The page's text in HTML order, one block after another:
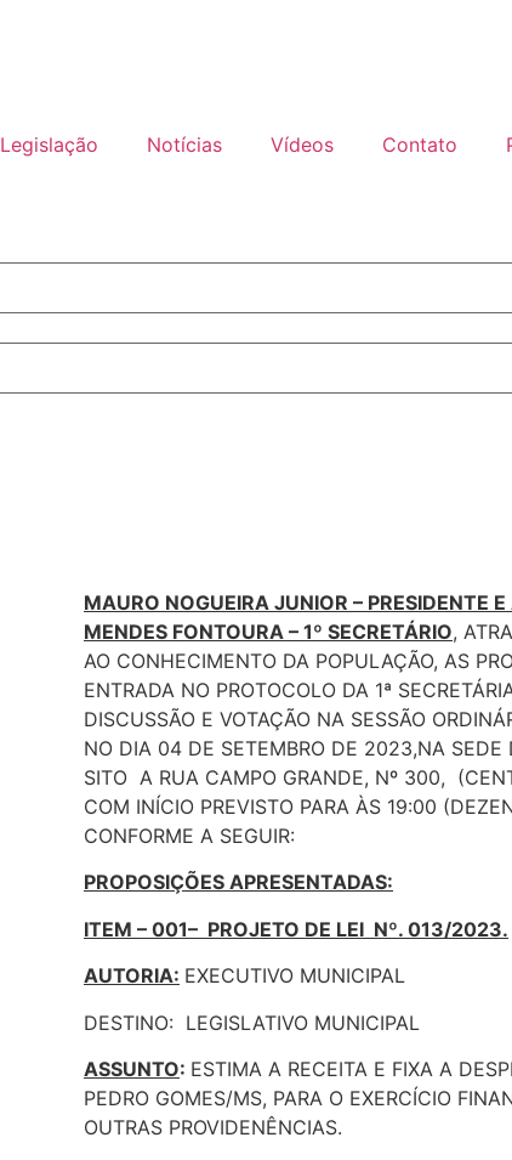
Legislação Notícias Vídeos Contato
MAURO NOGUEIRA JUNIOR – PRESIDENTE
MENDES FONTOURA – 1º SECRETÁRIO,
AO CONHECIMENTO DA POPULAÇÃO, AS
ENTRADA NO PROTOCOLO DA 1ª
DISCUSSÃO E VOTAÇÃO NA SESSÃO
NO DIA 04 DE SETEMBRO DE 2023,NA SEDE
SITO A RUA CAMPO GRANDE, Nº 300,
COM INÍCIO PREVISTO PARA ÀS 19:00
CONFORME A SEGUIR:
PROPOSIÇÕES APRESENTADAS:
ITEM – 001– PROJETO DE LEI Nº. 013/2023.
AUTORIA: EXECUTIVO MUNICIPAL
DESTINO: LEGISLATIVO MUNICIPAL
ASSUNTO: ESTIMA A RECEITA E FIXA A
PEDRO GOMES/MS, PARA O EXERCÍCIO
OUTRAS PROVIDENÊNCIAS.